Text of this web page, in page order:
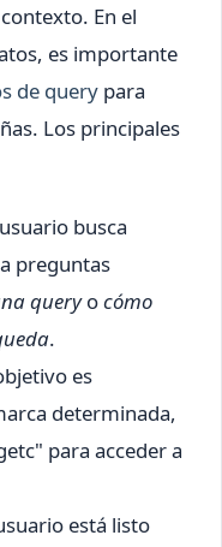
En el
es importante
de query para
Los principales
busca
preguntas
queryocómo
.
es
determinada,
para acceder a
está listo